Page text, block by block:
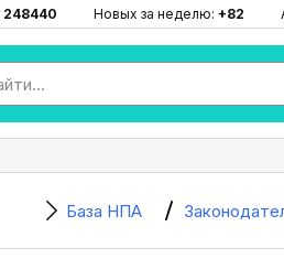
248440 Новых за неделю: +82
База НПА